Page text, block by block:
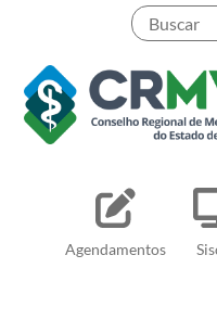
content
Agendamentos
Pesquisar